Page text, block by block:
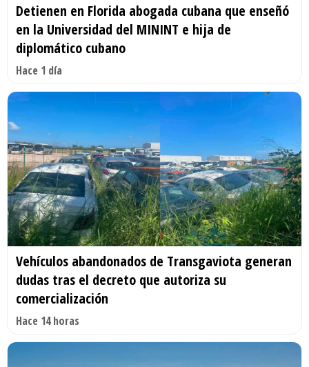
Detienen en Florida abogada cubana que enseñó
en la Universidad del MININT e hija de
diplomático cubano
Hace 1 día
Vehículos abandonados de Transgaviota generan
dudas tras el decreto que autoriza su
comercialización
Hace 14 horas